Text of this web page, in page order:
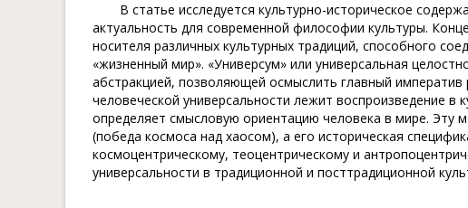
В статье исследуется культурно-историческое
актуальность для современной философии культуры.
носителя различных культурных традиций, способного
«жизненный мир». «Универсум» или универсальная
абстракцией, позволяющей осмыслить главный императив
человеческой универсальности лежит воспроизведение
определяет смысловую ориентацию человека в мире. Эту
(победа космоса над хаосом), а его историческая
космоцентрическому, теоцентрическому и
универсальности в традиционной и посттрадиционной